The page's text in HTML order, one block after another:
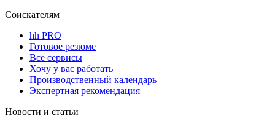
Соискателям
hh PRO
Готовое резюме
Все сервисы
Хочу у вас работать
Производственный календарь
Экспертная рекомендация
Новости и статьи